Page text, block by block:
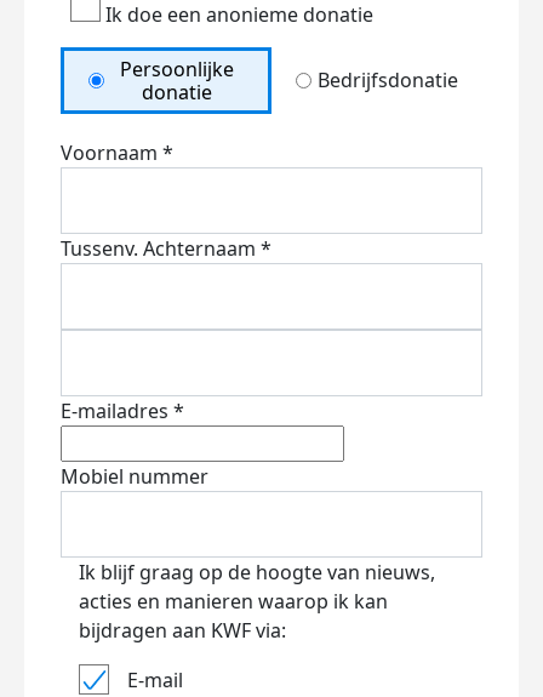
Ik doe een anonieme donatie
Persoonlijke
donatie
Bedrijfsdonatie
Voornaam *
Tussenv. Achternaam *
E-mailadres *
Mobiel nummer
Ik blijf graag op de hoogte van nieuws,
acties en manieren waarop ik kan
bijdragen aan KWF via:
E-mail